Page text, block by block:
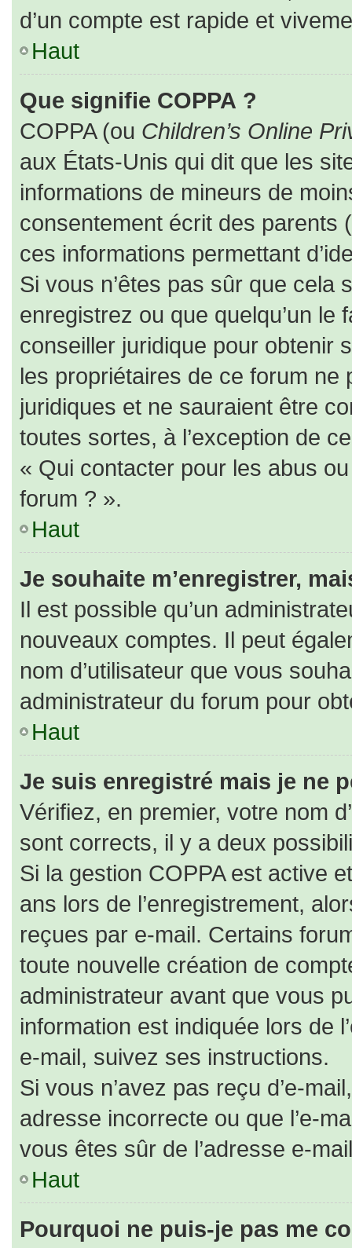
d’un compte est rapide et
Haut
Que signifie COPPA ?
COPPA (ou Children’s Online
aux États-Unis qui dit que les
informations de mineurs de
consentement écrit des parents
ces informations permettant
Si vous n’êtes pas sûr que cela
enregistrez ou que quelqu’un
conseiller juridique pour obtenir
les propriétaires de ce forum
juridiques et ne sauraient être
toutes sortes, à l’exception de
« Qui contacter pour les abus
forum ? ».
Haut
Je souhaite m’enregistrer,
Il est possible qu’un
nouveaux comptes. Il peut
nom d’utilisateur que vous
administrateur du forum pour
Haut
Je suis enregistré mais je ne
Vérifiez, en premier, votre nom
sont corrects, il y a deux
Si la gestion COPPA est active
ans lors de l’enregistrement,
reçues par e-mail. Certains
toute nouvelle création de
administrateur avant que vous
information est indiquée lors de
e-mail, suivez ses instructions.
Si vous n’avez pas reçu d’e-
adresse incorrecte ou que l’e-
vous êtes sûr de l’adresse e-
Haut
Pourquoi ne puis-je pas me